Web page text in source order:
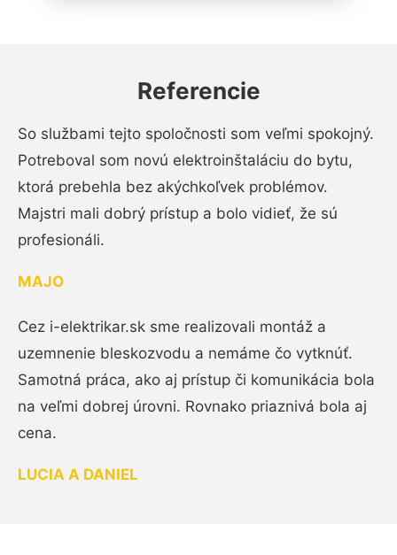
Referencie
So službami tejto spoločnosti som veľmi spokojný.
Potreboval som novú elektroinštaláciu do bytu,
ktorá prebehla bez akýchkoľvek problémov.
Majstri mali dobrý prístup a bolo vidieť, že sú
profesionáli.
MAJO
Cez i-elektrikar.sk sme realizovali montáž a
uzemnenie bleskozvodu a nemáme čo vytknúť.
Samotná práca, ako aj prístup či komunikácia bola
na veľmi dobrej úrovni. Rovnako priaznivá bola aj
cena.
LUCIA A DANIEL